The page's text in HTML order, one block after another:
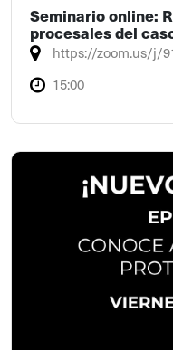
Seminario online:
procesales del
https://zoom.us/j/
15:00